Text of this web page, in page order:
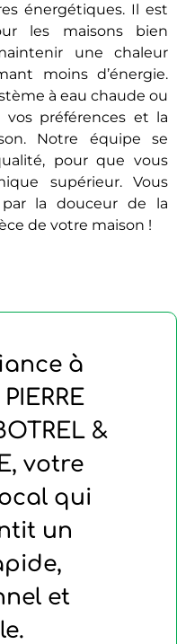
énergétiques. Il est
les maisons bien
une chaleur
moins d’énergie.
à eau chaude ou
vos préférences et la
Notre équipe se
pour que vous
supérieur. Vous
par la douceur de la
de votre maison !
à
&
votre
qui
un
et